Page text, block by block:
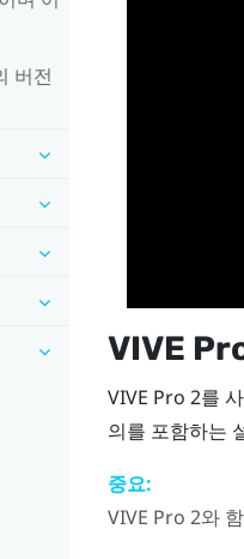
버전
VIVE
VIVE Pro 2를
의를 포함하는
중요:
VIVE Pro 2와